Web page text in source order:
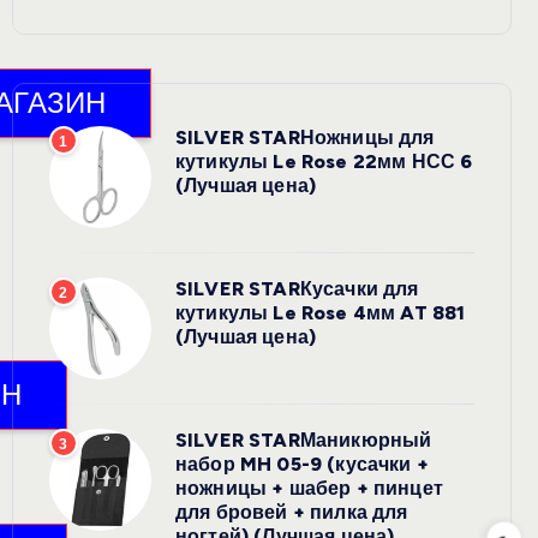
1
SILVER STARНожницы для
кутикулы Le Rose 22мм НСС 6
(Лучшая цена)
2
SILVER STARКусачки для
кутикулы Le Rose 4мм AT 881
(Лучшая цена)
3
SILVER STARМаникюрный
набор MH 05-9 (кусачки +
ножницы + шабер + пинцет
для бровей + пилка для